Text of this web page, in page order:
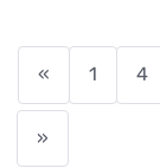
« 1 4
»